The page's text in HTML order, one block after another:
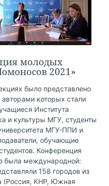
молодых
2021»
было представлено
авторами которых стали
Института
и культуры МГУ, студенты
МГУ-ППИ и
обучающие
Конференция
была международной:
158 городов из
(Россия, КНР, Южная